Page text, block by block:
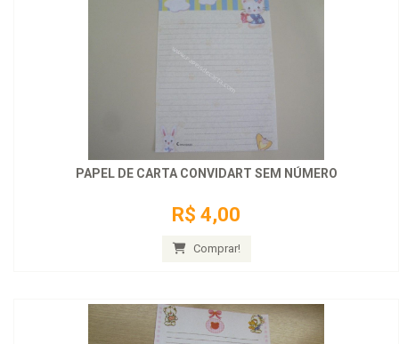
PAPEL DE CARTA CONVIDART SEM NÚMERO
R$ 4,00
Comprar!